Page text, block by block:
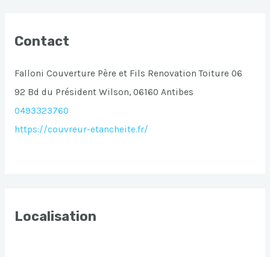
Contact
Falloni Couverture Père et Fils Renovation Toiture 06
92 Bd du Président Wilson, 06160 Antibes
0493323760
https://couvreur-etancheite.fr/
Localisation